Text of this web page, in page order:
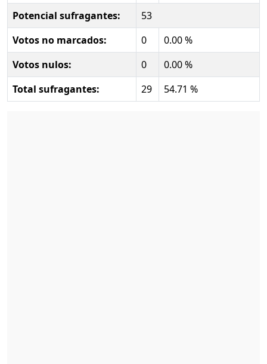
Potencial sufragantes:
53
Votos no marcados:
0
0.00 %
Votos nulos:
0
0.00 %
Total sufragantes:
29 54.71 %